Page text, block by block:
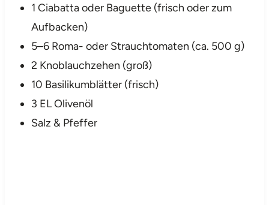
1 Ciabatta oder Baguette (frisch oder zum
Aufbacken)
5–6 Roma- oder Strauchtomaten (ca. 500 g)
2 Knoblauchzehen (groß)
10 Basilikumblätter (frisch)
3 EL Olivenöl
Salz & Pfeffer